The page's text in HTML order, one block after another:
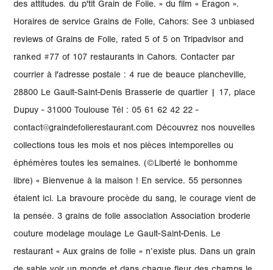
des attitudes. du p'tit Grain de Folie. » du film « Eragon ».
Horaires de service Grains de Folie, Cahors: See 3 unbiased
reviews of Grains de Folie, rated 5 of 5 on Tripadvisor and
ranked #77 of 107 restaurants in Cahors. Contacter par
courrier à l'adresse postale : 4 rue de beauce plancheville,
28800 Le Gault-Saint-Denis Brasserie de quartier | 17, place
Dupuy - 31000 Toulouse Tél : 05 61 62 42 22 -
contact@graindefolierestaurant.com Découvrez nos nouvelles
collections tous les mois et nos pièces intemporelles ou
éphémères toutes les semaines. (©Liberté le bonhomme
libre) « Bienvenue à la maison ! En service. 55 personnes
étaient ici. La bravoure procède du sang, le courage vient de
la pensée. 3 grains de folie association Association broderie
couture modelage moulage Le Gault-Saint-Denis. Le
restaurant « Aux grains de folie » n’existe plus. Dans un grain